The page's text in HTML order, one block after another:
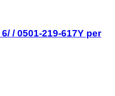
/ 0501-219-617Y per